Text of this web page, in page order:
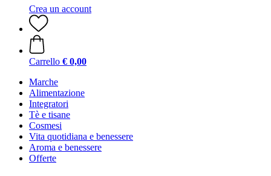
Crea un account
Carrello € 0,00
Marche
Alimentazione
Integratori
Tè e tisane
Cosmesi
Vita quotidiana e benessere
Aroma e benessere
Offerte